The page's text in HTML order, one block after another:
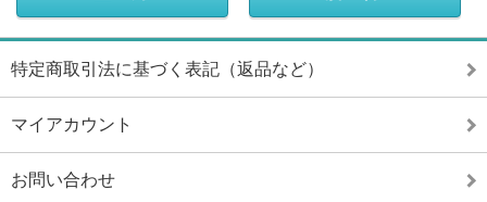
特定商取引法に基づく表記（返品など）
マイアカウント
お問い合わせ